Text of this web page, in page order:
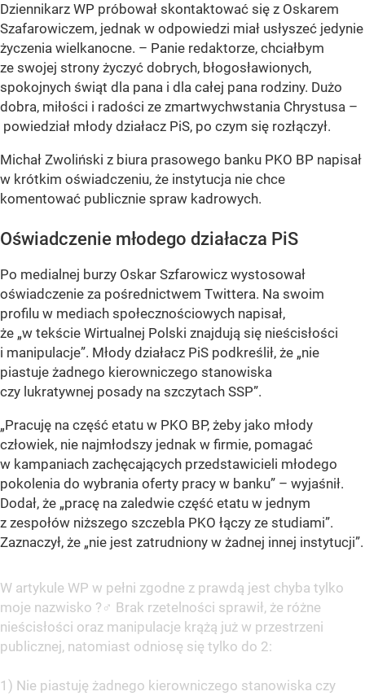
Dziennikarz WP próbował skontaktować się z Oskarem
Szafarowiczem, jednak w odpowiedzi miał usłyszeć jedynie
życzenia wielkanocne. – Panie redaktorze, chciałbym
ze swojej strony życzyć dobrych, błogosławionych,
spokojnych świąt dla pana i dla całej pana rodziny. Dużo
dobra, miłości i radości ze zmartwychwstania Chrystusa –
powiedział młody działacz PiS, po czym się rozłączył.
Michał Zwoliński z biura prasowego banku PKO BP napisał
w krótkim oświadczeniu, że instytucja nie chce
komentować publicznie spraw kadrowych.
Oświadczenie młodego działacza PiS
Po medialnej burzy Oskar Szfarowicz wystosował
oświadczenie za pośrednictwem Twittera. Na swoim
profilu w mediach społecznościowych napisał,
że „w tekście Wirtualnej Polski znajdują się nieścisłości
i manipulacje”. Młody działacz PiS podkreślił, że „nie
piastuje żadnego kierowniczego stanowiska
czy lukratywnej posady na szczytach SSP”.
„Pracuję na część etatu w PKO BP, żeby jako młody
człowiek, nie najmłodszy jednak w firmie, pomagać
w kampaniach zachęcających przedstawicieli młodego
pokolenia do wybrania oferty pracy w banku” – wyjaśnił.
Dodał, że „pracę na zaledwie część etatu w jednym
z zespołów niższego szczebla PKO łączy ze studiami”.
Zaznaczył, że „nie jest zatrudniony w żadnej innej instytucji”.
W artykule WP w pełni zgodne z prawdą jest chyba tylko
moje nazwisko ?‍♂️ Brak rzetelności sprawił, że różne
nieścisłości oraz manipulacje krążą już w przestrzeni
publicznej, natomiast odniosę się tylko do 2:
1) Nie piastuję żadnego kierowniczego stanowiska czy